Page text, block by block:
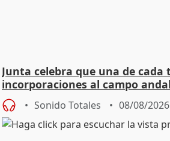
Junta celebra que una de cada
incorporaciones al campo
jóvenes
Sonido Totales 08/08/2026